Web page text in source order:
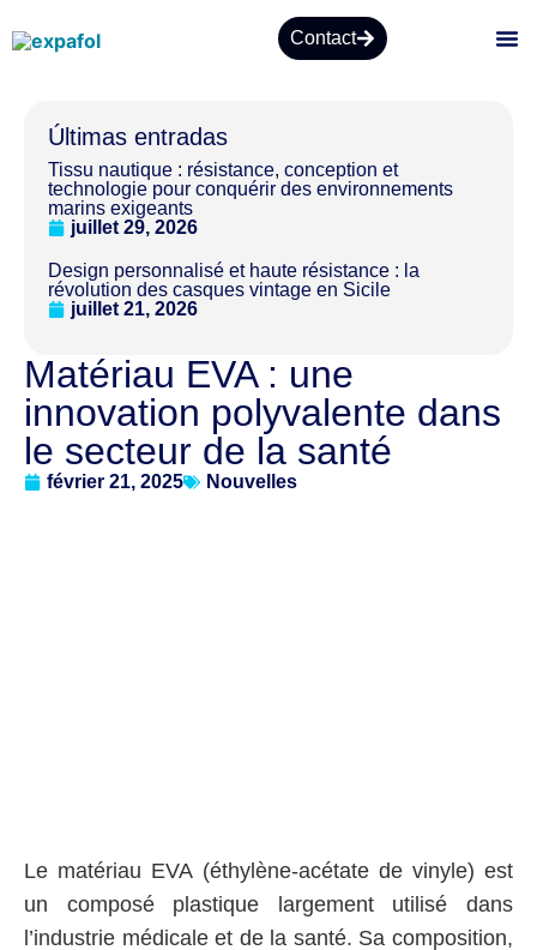
Contact
Últimas entradas
Tissu nautique : résistance, conception et
technologie pour conquérir des environnements
marins exigeants
juillet 29, 2026
Design personnalisé et haute résistance : la
révolution des casques vintage en Sicile
juillet 21, 2026
Matériau EVA : une
innovation polyvalente dans
le secteur de la santé
février 21, 2025 Nouvelles
Le matériau EVA (éthylène-acétate de vinyle) est
un composé plastique largement utilisé dans
l’industrie médicale et de la santé. Sa composition,